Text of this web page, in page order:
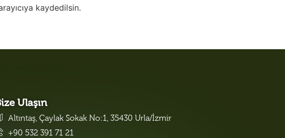
kaydedilsin.
Ulaşın
Altıntaş, Çaylak Sokak No:1, 35430 Urla/İzmir
+90 532 391 71 21